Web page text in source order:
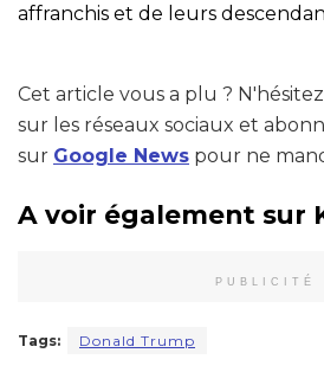
affranchis et de leurs
Cet article vous a plu ?
sur les réseaux sociaux et
sur Google News pour ne
A voir également sur
PUBLICITÉ
Tags: Donald Trump